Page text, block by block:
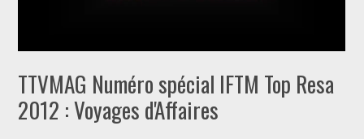
TTVMAG Numéro spécial IFTM Top Resa
2012 : Voyages d'Affaires